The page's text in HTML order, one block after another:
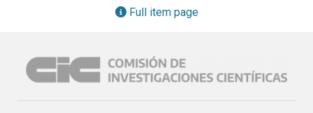
Full item page